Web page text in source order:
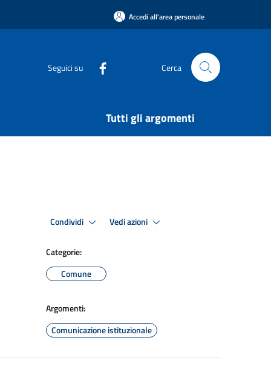
Accedi all'area personale
Seguici su Cerca
Tutti gli argomenti
Condividi Vedi azioni
Categorie:
Comune
Argomenti:
Comunicazione istituzionale